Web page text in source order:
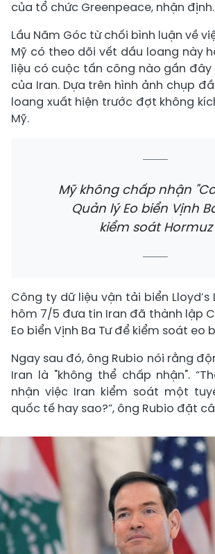
của tổ chức Greenpeace, nhận định.
Lầu Năm Góc từ chối bình luận về
Mỹ có theo dõi vết dầu loang này
liệu có cuộc tấn công nào gần
của Iran. Dựa trên hình ảnh chụp
loang xuất hiện trước đợt không
Mỹ.
Mỹ không chấp nhận
Quản lý Eo biển Vịnh
kiểm soát Hormuz
Công ty dữ liệu vận tải biển Lloyd’s
hôm 7/5 đưa tin Iran đã thành lập
Eo biển Vịnh Ba Tư để kiểm soát eo
Ngay sau đó, ông Rubio nói rằng
Iran là "không thể chấp nhận".
nhận việc Iran kiểm soát một
quốc tế hay sao?”, ông Rubio đặt